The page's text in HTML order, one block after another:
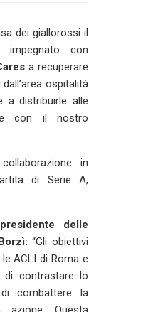
dei giallorossi il
con
a recuperare
ospitalità
a distribuirle alle
con il nostro
in
di Serie A,
delle
“Gli obiettivi
ACLI di Roma e
di contrastare lo
combattere la